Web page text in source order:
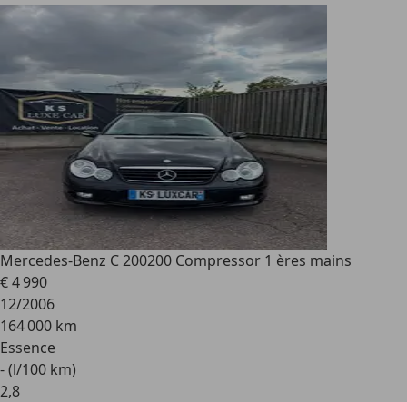
Mercedes-Benz C 200200 Compressor 1 ères mains
€ 4 990
12/2006
164 000 km
Essence
- (l/100 km)
2,8